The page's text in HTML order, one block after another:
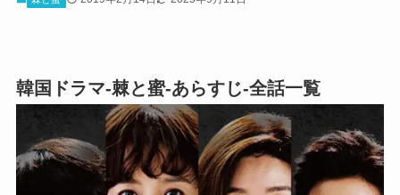
韓国ドラマ-棘と蜜-あらすじ-全話一覧